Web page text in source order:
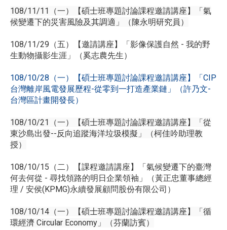
108/11/11（一）【碩士班專題討論課程邀請講座】「氣
候變遷下的災害風險及其調適」（陳永明研究員）
108/11/29（五）【邀請講座】「影像保護自然 - 我的野
生動物攝影生涯」（奚志農先生）
108/10/28（一）【碩士班專題討論課程邀請講座】「CIP
台灣離岸風電發展歷程-從零到一打造產業鏈」（許乃文-
台灣區計畫開發長）
108/10/21（一）【碩士班專題討論課程邀請講座】「從
東沙島出發--反向追蹤海洋垃圾模擬」（柯佳吟助理教
授）
108/10/15（二）【課程邀請講座】「氣候變遷下的臺灣
何去何從 - 尋找領路的明日企業領袖」（黃正忠董事總經
理 / 安侯(KPMG)永續發展顧問股份有限公司）
108/10/14（一）【碩士班專題討論課程邀請講座】「循
環經濟 Circular Economy」（芬蘭訪賓）